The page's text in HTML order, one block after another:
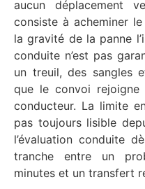
aucun déplacement
consiste à acheminer
la gravité de la panne
conduite n’est pas
un treuil, des sangles
que le convoi rejoigne
conducteur. La limite
pas toujours lisible
l’évaluation conduite
tranche entre un
minutes et un transfert